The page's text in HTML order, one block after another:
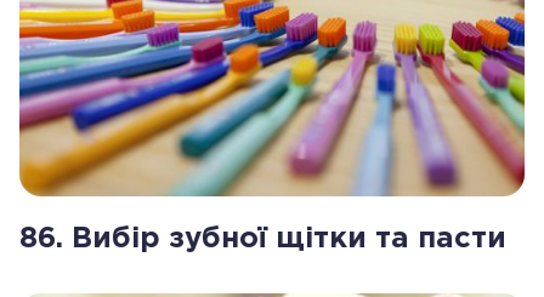
86. Вибір зубної щітки та пасти